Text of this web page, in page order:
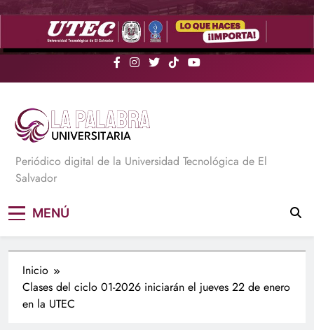
Saltar
La Palabra Universitaria
Periódico digital de la Universidad Tecnológica de El
Salvador
MENÚ
Inicio
Clases del ciclo 01-2026 iniciarán el jueves 22 de enero
en la UTEC